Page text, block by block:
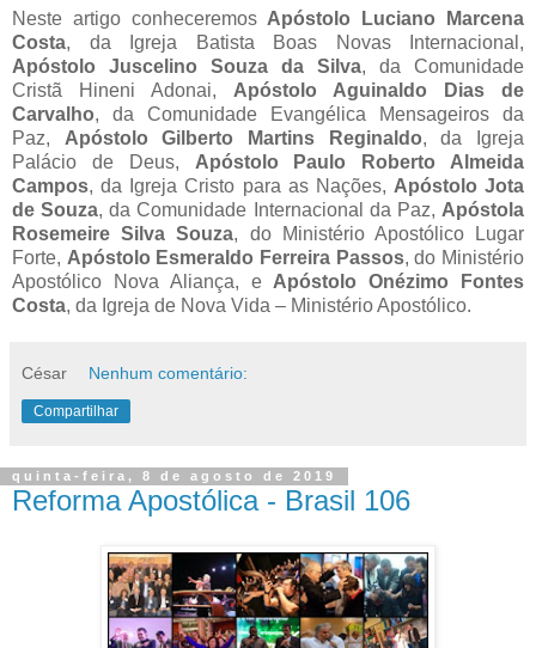
Neste artigo conheceremos Apóstolo Luciano Marcena
Costa, da Igreja Batista Boas Novas Internacional,
Apóstolo Juscelino Souza da Silva, da Comunidade
Cristã Hineni Adonai, Apóstolo Aguinaldo Dias de
Carvalho, da Comunidade Evangélica Mensageiros da
Paz, Apóstolo Gilberto Martins Reginaldo, da Igreja
Palácio de Deus, Apóstolo Paulo Roberto Almeida
Campos, da Igreja Cristo para as Nações, Apóstolo Jota
de Souza, da Comunidade Internacional da Paz, Apóstola
Rosemeire Silva Souza, do Ministério Apostólico Lugar
Forte, Apóstolo Esmeraldo Ferreira Passos, do Ministério
Apostólico Nova Aliança, e Apóstolo Onézimo Fontes
Costa, da Igreja de Nova Vida – Ministério Apostólico.
César Nenhum comentário:
Compartilhar
quinta-feira, 8 de agosto de 2019
Reforma Apostólica - Brasil 106